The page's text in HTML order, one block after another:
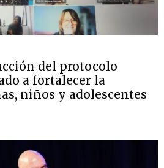
del protocolo
a fortalecer la
niños y adolescentes